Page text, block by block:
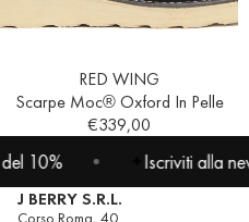
RED WING
Scarpe Moc® Oxford In Pelle
€339,00
10% Iscriviti alla
J BERRY S.R.L.
Corso Roma, 40